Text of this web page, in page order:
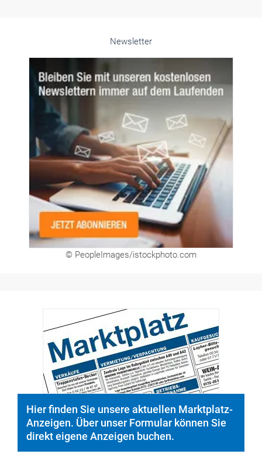
Newsletter
© PeopleImages/istockphoto.com
Hier finden Sie unsere aktuellen Marktplatz-
Anzeigen. Über unser Formular können Sie
direkt eigene Anzeigen buchen.